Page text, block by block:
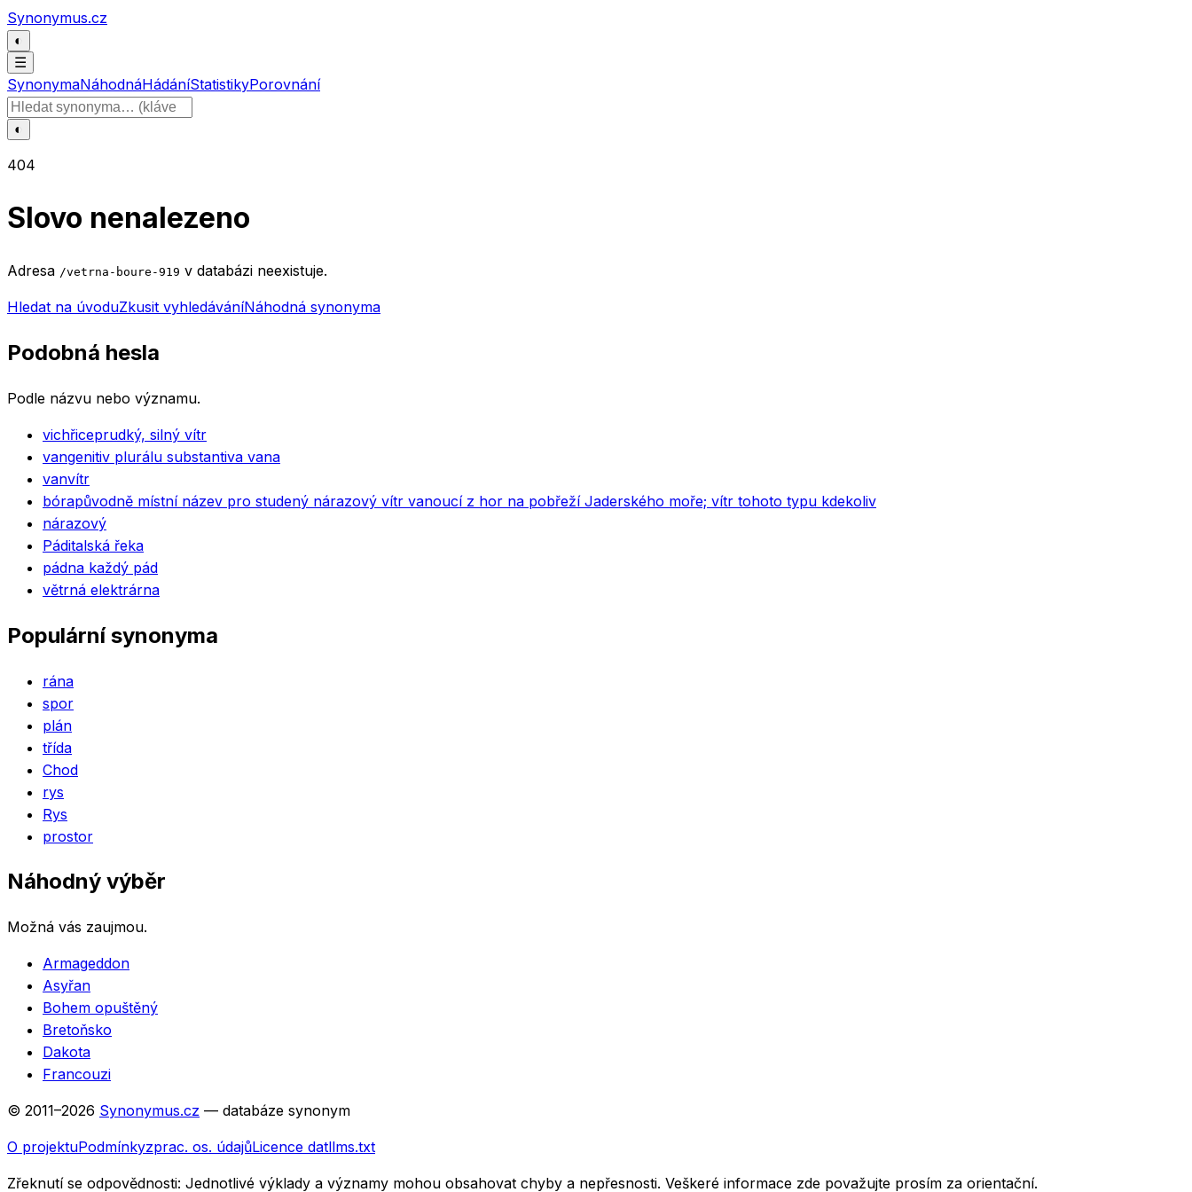
Přeskočit na obsah
Synonymus.cz
◐
☰
SynonymaNáhodnáHádáníStatistikyPorovnání
Hledat slovo
◐
404
Slovo nenalezeno
Adresa /vetrna-boure-919 v databázi neexistuje.
Hledat na úvoduZkusit vyhledáváníNáhodná synonyma
Podobná hesla
Podle názvu nebo významu.
vichřiceprudký, silný vítr
vangenitiv plurálu substantiva vana
vanvítr
bórapůvodně místní název pro studený nárazový vítr vanoucí z hor na pobřeží Jaderského moře; vítr tohoto typu kdekoliv
nárazový
Páditalská řeka
pádna každý pád
větrná elektrárna
Populární synonyma
rána
spor
plán
třída
Chod
rys
Rys
prostor
Náhodný výběr
Možná vás zaujmou.
Armageddon
Asyřan
Bohem opuštěný
Bretoňsko
Dakota
Francouzi
© 2011–2026 Synonymus.cz — databáze synonym
O projektuPodmínkyzprac. os. údajůLicence datllms.txt
Zřeknutí se odpovědnosti: Jednotlivé výklady a významy mohou obsahovat chyby a nepřesnosti. Veškeré informace zde považujte prosím za orientační.